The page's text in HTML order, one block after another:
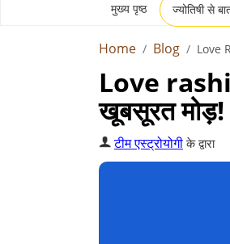
मुख्य पृष्ठ ज्योतिषी से
Home Blog Love
Love
खूबसूरत मोड़!
टीम एस्ट्रोयोगीके द्वारा